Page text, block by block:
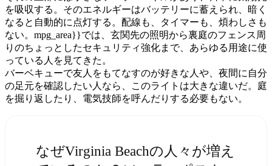
を吸収する。そのエネルギーはバッテリーに蓄えられ、暗く
なると自動的に点灯する。配線も、タイマーも、煩わしさも
ない。mpg_area}}では、玄関先の照明から裏庭のフェンス周
りのちょっとしたセキュリティ強化まで、あらゆる用途に使
っている人を見てきた。
バーベキューで友人をもてなすのが好きな人や、夜間に自分
の足元を確認したい人なら、このライトは大きな違いだ。庭
を掘り返したり、電気技師を呼んだりする必要もない。
なぜVirginia Beachの人々が増え